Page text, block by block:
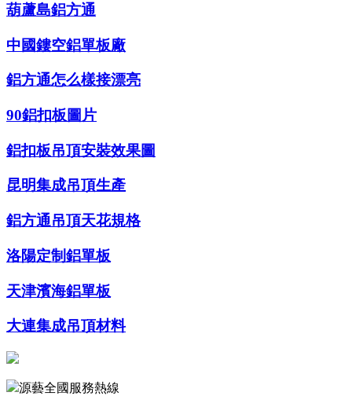
葫蘆島鋁方通
中國鏤空鋁單板廠
鋁方通怎么樣接漂亮
90鋁扣板圖片
鋁扣板吊頂安裝效果圖
昆明集成吊頂生產
鋁方通吊頂天花規格
洛陽定制鋁單板
天津濱海鋁單板
大連集成吊頂材料
源藝全國服務熱線